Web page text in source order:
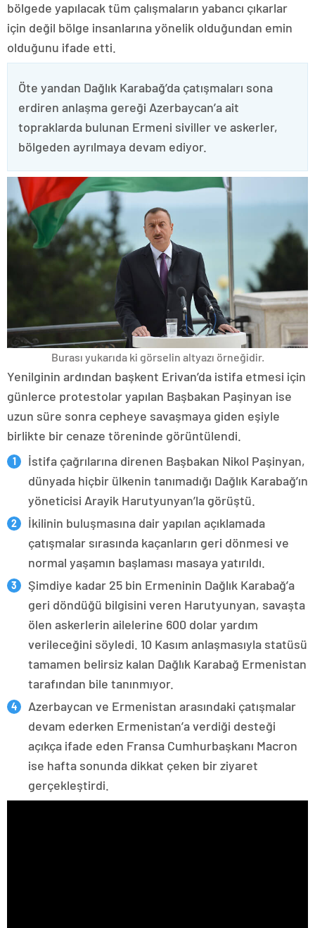
bölgede yapılacak tüm çalışmaların yabancı çıkarlar
için değil bölge insanlarına yönelik olduğundan emin
olduğunu ifade etti.
Öte yandan Dağlık Karabağ’da çatışmaları sona
erdiren anlaşma gereği Azerbaycan’a ait
topraklarda bulunan Ermeni siviller ve askerler,
bölgeden ayrılmaya devam ediyor.
Burası yukarıda ki görselin altyazı örneğidir.
Yenilginin ardından başkent Erivan’da istifa etmesi için
günlerce protestolar yapılan Başbakan Paşinyan ise
uzun süre sonra cepheye savaşmaya giden eşiyle
birlikte bir cenaze töreninde görüntülendi.
İstifa çağrılarına direnen Başbakan Nikol Paşinyan,
dünyada hiçbir ülkenin tanımadığı Dağlık Karabağ’ın
yöneticisi Arayik Harutyunyan’la görüştü.
İkilinin buluşmasına dair yapılan açıklamada
çatışmalar sırasında kaçanların geri dönmesi ve
normal yaşamın başlaması masaya yatırıldı.
Şimdiye kadar 25 bin Ermeninin Dağlık Karabağ’a
geri döndüğü bilgisini veren Harutyunyan, savaşta
ölen askerlerin ailelerine 600 dolar yardım
verileceğini söyledi. 10 Kasım anlaşmasıyla statüsü
tamamen belirsiz kalan Dağlık Karabağ Ermenistan
tarafından bile tanınmıyor.
Azerbaycan ve Ermenistan arasındaki çatışmalar
devam ederken Ermenistan’a verdiği desteği
açıkça ifade eden Fransa Cumhurbaşkanı Macron
ise hafta sonunda dikkat çeken bir ziyaret
gerçekleştirdi.